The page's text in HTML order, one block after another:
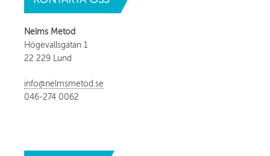
Nelms Metod
Högevallsgatan 1
22 229 Lund
info@nelmsmetod.se
046-274 0062